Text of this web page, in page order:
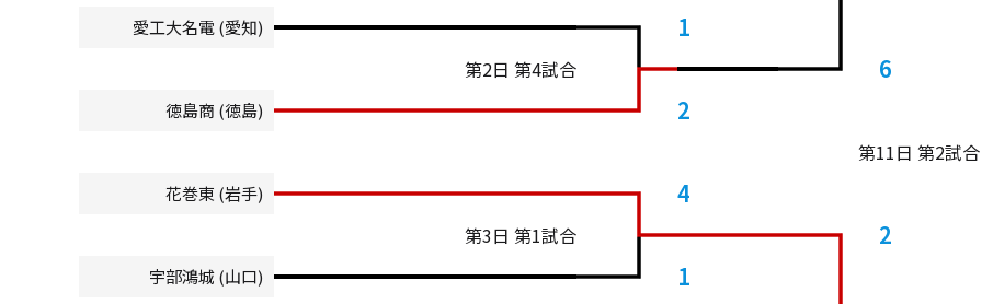
愛工大名電 (愛知) 1
第2日 第4試合 6
徳島商 (徳島) 2
第11日 第2試合
花巻東 (岩手) 4
第3日 第1試合 2
宇部鴻城 (山口) 1